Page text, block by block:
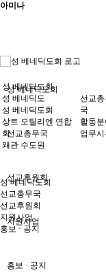
아미나
성 베네딕도회
선교총무국
선교후원회
지원사업
홍보 · 공지
성 베네딕도회
성 베네딕도
성 베네딕도회
상트 오틸리엔 연합
회
왜관 수도원
선교총
국
활동
업무
성 베네딕도회
선교총무국
선교후원회
지원사업
홍보 · 공지